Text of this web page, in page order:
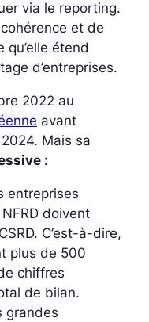
via le reporting.
et de
qu’elle étend
d’entreprises.
2022 au
avant
Mais sa
:
entreprises
doivent
C’est-à-dire,
plus de 500
chiffres
de bilan.
grandes